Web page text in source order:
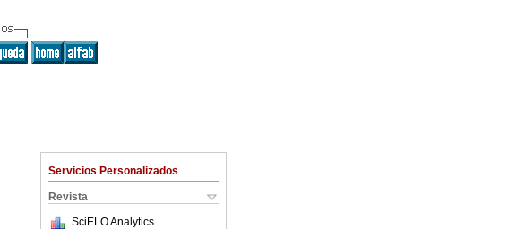
Servicios Personalizados
Revista
SciELO Analytics